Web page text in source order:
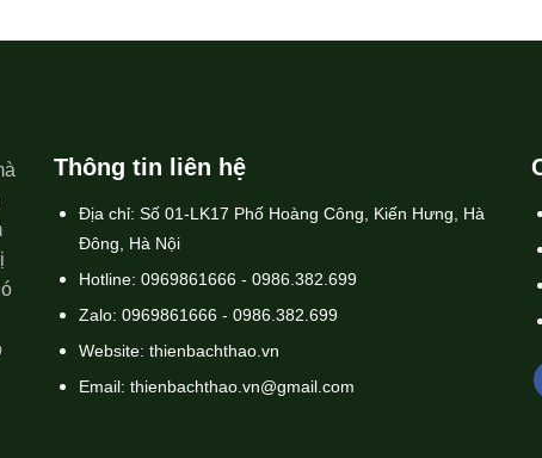
Thông tin liên hệ
Địa chỉ: Số 01-LK17 Phố Hoàng Công, Kiến Hưng, Hà
Đông, Hà Nội
Hotline: 0969861666 - 0986.382.699
Zalo: 0969861666 - 0986.382.699
Website: thienbachthao.vn
Email: thienbachthao.vn@gmail.com